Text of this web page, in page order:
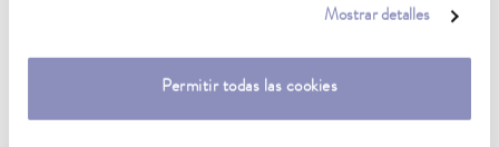
Mostrar detalles
Permitir todas las cookies